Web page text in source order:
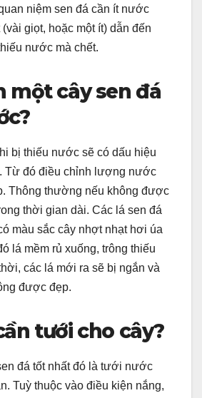
niệm sen đá cần ít nước
giọt, hoặc một ít) dẫn đến
nước mà chết.
một cây sen đá
bị thiếu nước sẽ có dấu hiệu
Từ đó điều chỉnh lượng nước
Thông thường nếu không được
thời gian dài. Các lá sen đá
màu sắc cây nhợt nhạt hơi úa
lá mềm rủ xuống, trông thiếu
các lá mới ra sẽ bị ngắn và
được đẹp.
tưới cho cây?
đá tốt nhất đó là tưới nước
Tuỳ thuộc vào điều kiện nắng,